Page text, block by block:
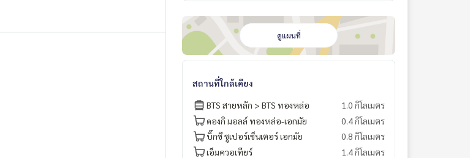
ดูแผนที่
สถานที่ใกล้เคียง
BTS สายหลัก > BTS ทองหล่อ
1.0 กิโลเมตร
ดองกิ มอลล์ ทองหล่อ-เอกมัย
0.4 กิโลเมตร
บิ๊กซี ซูเปอร์เซ็นเตอร์ เอกมัย
0.8 กิโลเมตร
เอ็มควอเทียร์
1.4 กิโลเมตร